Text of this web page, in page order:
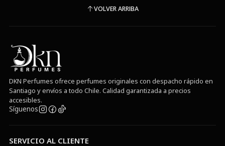
VOLVER ARRIBA
DKN Perfumes ofrece perfumes originales con despacho rápido en
Santiago y envíos a todo Chile. Calidad garantizada a precios
accesibles.
Síguenos
SERVICIO AL CLIENTE